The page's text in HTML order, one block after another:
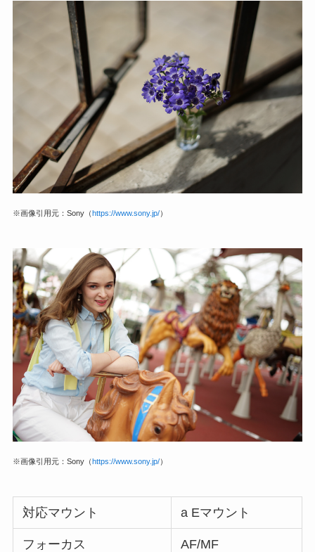
※画像引用元：Sony（ https://www.sony.jp/）
※画像引用元：Sony（https://www.sony.jp/）
対応マウント a Eマウント
フォーカス AF/MF